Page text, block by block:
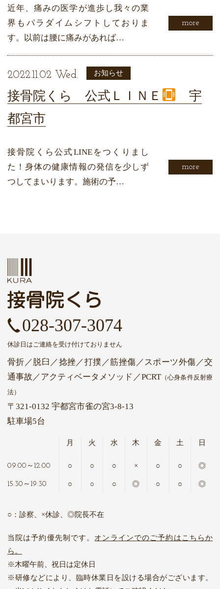
近年、痛みの医学が進歩し我々の業
界もパラダイムシフトしておりま
す。以前は腰に痛みがあれば…
more
2022.11.02 Wed. お知らせ
接骨院くら 公式ＬＩＮＥ
宇
都宮市
接骨院くら公式LINEをつくりまし
た！身体の健康情報の発信を少しず
つしてまいります。施術の予…
more
028-307-3074
休診日はご連絡を受け付けておりません
骨折／脱臼／捻挫／打撲／筋挫傷／スポーツ外傷／交
通事故 ／アクティベータメソッド ／PCRT（心身条件反射療
法）
〒321-0132 宇都宮市雀の宮3-8-13
駐車場5台
09:00～12:00
15:30～19:30
月
○
○
火
○
○
水
○
○
木
×
◎
金
○
○
土
○
○
日
◎
◎
○：診察、×休診、◎院長不在
当院は予約優先制です。 オンラインでのご予約はこちらか
ら。
木曜午前、祝日は定休日
研修などにより、臨時休業日を設ける場合がございます。